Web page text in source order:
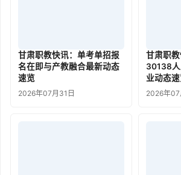
甘肃职教快讯：单考单招报
名在即与产教融合最新动态
速览
2026年07月31日
甘肃职
30138
业动态
2026年07